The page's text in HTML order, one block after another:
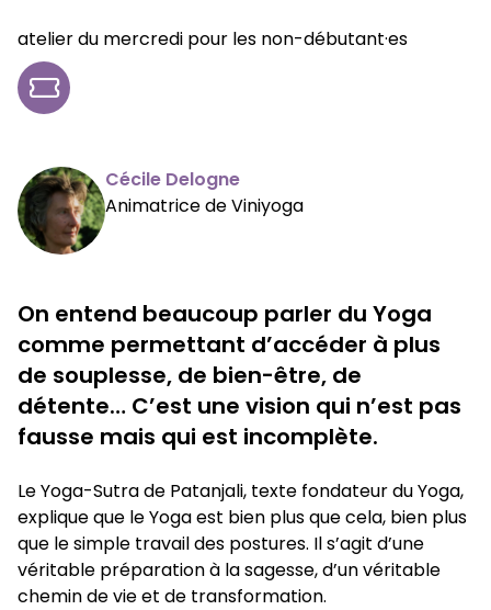
atelier du mercredi pour les non-débutant·es
Cécile Delogne
Animatrice de Viniyoga
On entend beaucoup parler du Yoga
comme permettant d’accéder à plus
de souplesse, de bien-être, de
détente… C’est une vision qui n’est pas
fausse mais qui est incomplète.
Le Yoga-Sutra de Patanjali, texte fondateur du Yoga,
explique que le Yoga est bien plus que cela, bien plus
que le simple travail des postures. Il s’agit d’une
véritable préparation à la sagesse, d’un véritable
chemin de vie et de transformation.